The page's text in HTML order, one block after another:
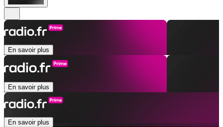
En savoir plus
En savoir plus
En savoir plus